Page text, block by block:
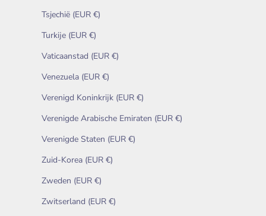
Tsjechië (EUR €)
Turkije (EUR €)
Vaticaanstad (EUR €)
Venezuela (EUR €)
Verenigd Koninkrijk (EUR €)
Verenigde Arabische Emiraten (EUR €)
Verenigde Staten (EUR €)
Zuid-Korea (EUR €)
Zweden (EUR €)
Zwitserland (EUR €)